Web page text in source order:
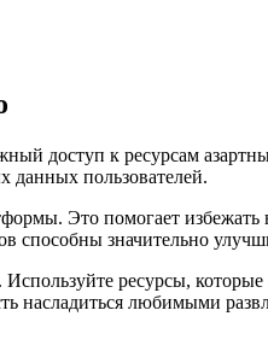
доступ к ресурсам
данных пользователей.
Это помогает
способны значительно
ресурсы,
насладиться любимыми